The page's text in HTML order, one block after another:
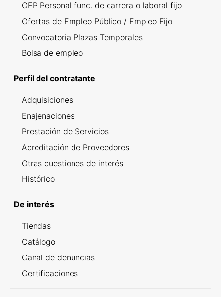
OEP Personal func. de carrera o laboral fijo
Ofertas de Empleo Público / Empleo Fijo
Convocatoria Plazas Temporales
Bolsa de empleo
Perfil del contratante
Adquisiciones
Enajenaciones
Prestación de Servicios
Acreditación de Proveedores
Otras cuestiones de interés
Histórico
De interés
Tiendas
Catálogo
Canal de denuncias
Certificaciones